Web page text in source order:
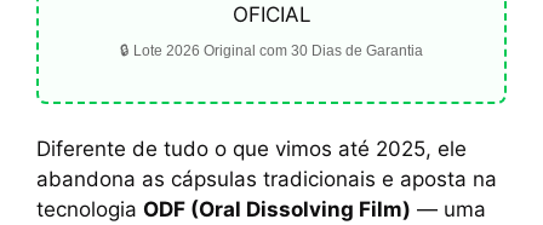
OFICIAL
🔒 Lote 2026 Original com 30 Dias de Garantia
Diferente de tudo o que vimos até 2025, ele
abandona as cápsulas tradicionais e aposta na
tecnologia ODF (Oral Dissolving Film) — uma